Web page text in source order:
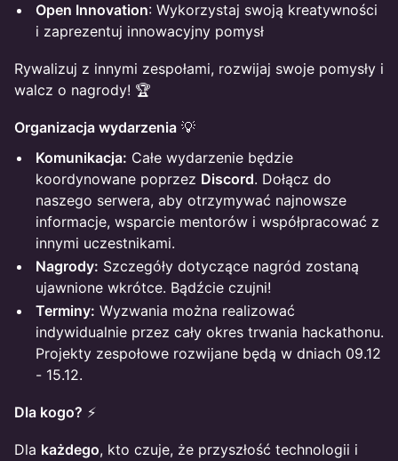
Open Innovation: Wykorzystaj swoją kreatywności
i zaprezentuj innowacyjny pomysł
Rywalizuj z innymi zespołami, rozwijaj swoje pomysły i
walcz o nagrody! 🏆
Organizacja wydarzenia 💡
Komunikacja: Całe wydarzenie będzie
koordynowane poprzez Discord. Dołącz do
naszego serwera, aby otrzymywać najnowsze
informacje, wsparcie mentorów i współpracować z
innymi uczestnikami.
Nagrody: Szczegóły dotyczące nagród zostaną
ujawnione wkrótce. Bądźcie czujni!
Terminy: Wyzwania można realizować
indywidualnie przez cały okres trwania hackathonu.
Projekty zespołowe rozwijane będą w dniach 09.12
- 15.12.
Dla kogo? ⚡️
Dla każdego, kto czuje, że przyszłość technologii i